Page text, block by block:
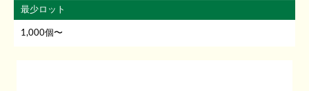
最少ロット
1,000個〜